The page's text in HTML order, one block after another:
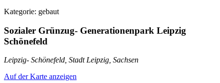
Kategorie: gebaut
Sozialer Grünzug- Generationenpark Leipzig
Schönefeld
Leipzig- Schönefeld, Stadt Leipzig, Sachsen
Auf der Karte anzeigen